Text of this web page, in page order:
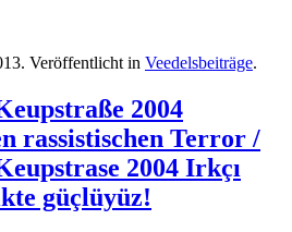
. Veröffentlicht in Veedelsbeiträge.
2004
rassistischen Terror /
2004 Irkçı
güçlüyüz!